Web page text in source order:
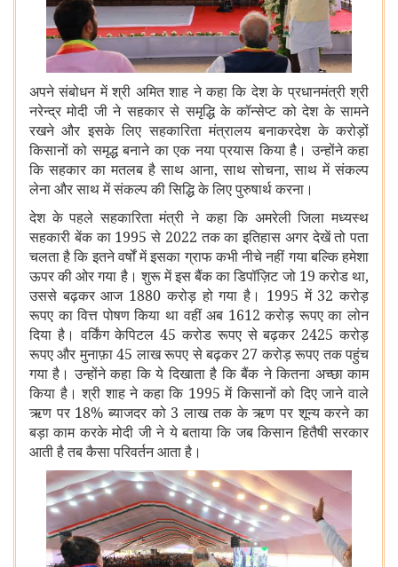
अपने संबोधन में श्री अमित शाह ने कहा कि देश के प्रधानमंत्री श्री
नरेन्द्र मोदी जी ने सहकार से समृद्धि के कॉन्सेप्ट को देश के सामने
रखने और इसके लिए सहकारिता मंत्रालय बनाकरदेश के करोड़ों
किसानों को समृद्ध बनाने का एक नया प्रयास किया है। उन्होंने कहा
कि सहकार का मतलब है साथ आना, साथ सोचना, साथ में संकल्प
लेना और साथ में संकल्प की सिद्धि के लिए पुरुषार्थ करना।
देश के पहले सहकारिता मंत्री ने कहा कि अमरेली जिला मध्यस्थ
सहकारी बेंक का 1995 से 2022 तक का इतिहास अगर देखें तो पता
चलता है कि इतने वर्षों में इसका ग्राफ कभी नीचे नहीं गया बल्कि हमेशा
ऊपर की ओर गया है। शुरू में इस बैंक का डिपॉज़िट जो 19 करोड था,
उससे बढ़कर आज 1880 करोड़ हो गया है। 1995 में 32 करोड़
रूपए का वित्त पोषण किया था वहीं अब 1612 करोड़ रूपए का लोन
दिया है। वर्किंग केपिटल 45 करोड रूपए से बढ़कर 2425 करोड़
रूपए और मुनाफ़ा 45 लाख रूपए से बढ़कर 27 करोड़ रूपए तक पहुंच
गया है। उन्होंने कहा कि ये दिखाता है कि बैंक ने कितना अच्छा काम
किया है। श्री शाह ने कहा कि 1995 में किसानों को दिए जाने वाले
ऋण पर 18% ब्याजदर को 3 लाख तक के ऋण पर शून्य करने का
बड़ा काम करके मोदी जी ने ये बताया कि जब किसान हितैषी सरकार
आती है तब कैसा परिवर्तन आता है।